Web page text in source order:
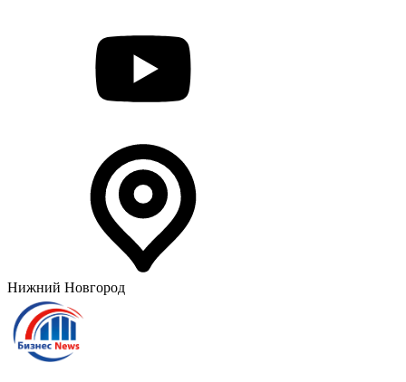
Нижний Новгород